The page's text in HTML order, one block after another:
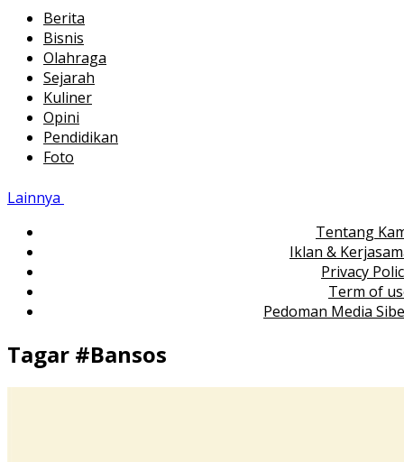
Berita
Bisnis
Olahraga
Sejarah
Kuliner
Opini
Pendidikan
Foto
Lainnya
Tentang
Iklan &
Privacy
Term of
Pedoman Media
Tagar #Bansos